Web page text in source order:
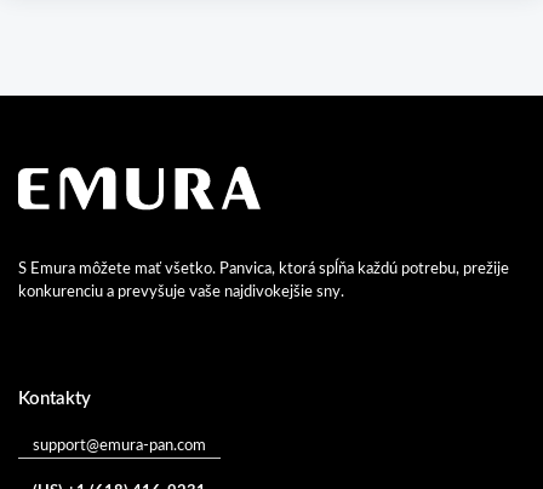
S Emura môžete mať všetko. Panvica, ktorá spĺňa každú potrebu, prežije
konkurenciu a prevyšuje vaše najdivokejšie sny.
Kontakty
support@emura-pan.com